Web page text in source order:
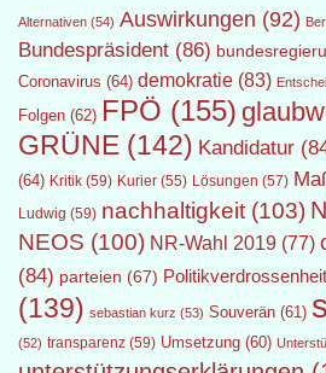
Alternativen (54) Auswirkungen (92)
Bundespräsident (86)
Coronavirus (64) demokratie (83)
Folgen (62) FPÖ (155)
GRÜNE (142) Kandidatur
(64) Kritik (59) Kurier (55) Lösungen (57)
Ludwig (59) nachhaltigkeit (103)
NEOS (100) NR-Wahl 2019 (77)
(84) parteien (67) Politikverdrossenheit
(139) sebastian kurz (53) Souverän (61)
(52) transparenz (59) Umsetzung (60)